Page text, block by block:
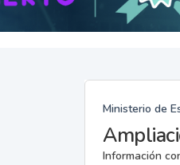
Ministerio de
Información